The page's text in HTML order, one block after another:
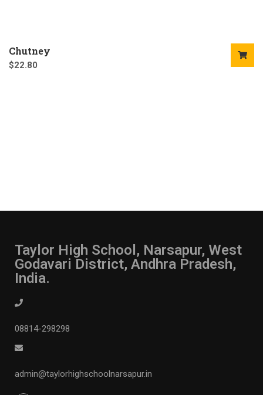
Chutney
$22.80
Taylor High School, Narsapur, West
Godavari District, Andhra Pradesh,
India.
08814-298298
admin@taylorhighschoolnarsapur.in